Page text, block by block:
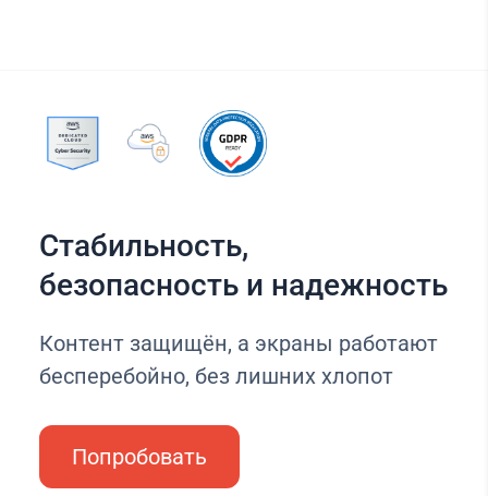
Стабильность,
безопасность и надежность
Контент защищён, а экраны работают
бесперебойно, без лишних хлопот
Попробовать